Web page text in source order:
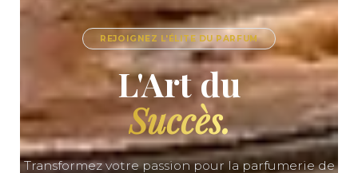
REJOIGNEZ L'ÉLITE DU PARFUM
L'Art du
Succès.
Transformez votre passion pour la parfumerie de